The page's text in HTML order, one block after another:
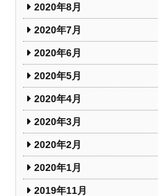
2020年8月
2020年7月
2020年6月
2020年5月
2020年4月
2020年3月
2020年2月
2020年1月
2019年11月